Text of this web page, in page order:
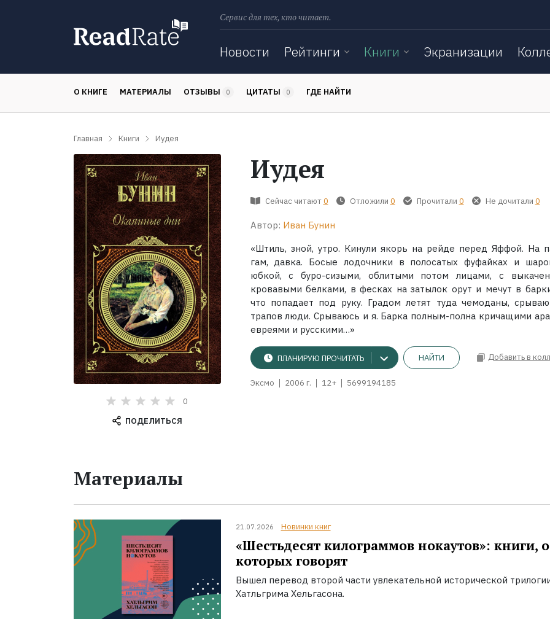
Сервис для тех, кто читает.
Новости Рейтинги Книги Экранизации
О КНИГЕ МАТЕРИАЛЫ ОТЗЫВЫ 0 ЦИТАТЫ 0 ГДЕ НАЙТИ
Главная Книги Иудея
0
ПОДЕЛИТЬСЯ
Иудея
Сейчас читают 0 Отложили 0 Прочитали 0 Не дочитали 0
Автор: Иван Бунин
«Штиль, зной, утро. Кинули якорь на рейде перед Яффой. На
гам, давка. Босые лодочники в полосатых фуфайках и
юбкой, с буро-сизыми, облитыми потом лицами, с
кровавыми белками, в фесках на затылок орут и мечут в
что попадает под руку. Градом летят туда чемоданы,
трапов люди. Срываюсь и я. Барка полным-полна кричащими
евреями и русскими…»
ПЛАНИРУЮ ПРОЧИТАТЬ НАЙТИ Добавить в
Эксмо 2006 г. 12+ 5699194185
Материалы
21.07.2026 Новинки книг
«Шестьдесят килограммов нокаутов»: книги, о
которых говорят
Вышел перевод второй части увлекательной исторической
Хатльгрима Хельгасона.